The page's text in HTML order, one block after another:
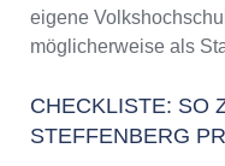
eigene
möglicherweise als
CHECKLISTE: SO
STEFFENBERG